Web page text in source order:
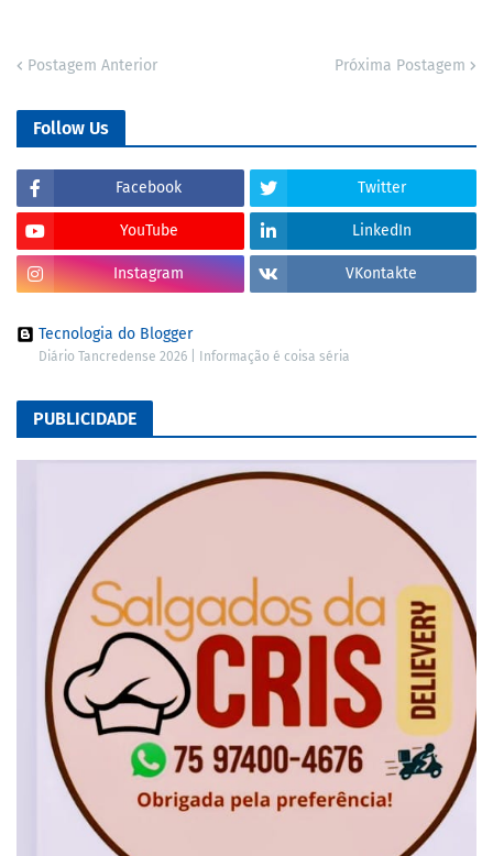
Postagem Anterior Próxima Postagem
Follow Us
Facebook Twitter
YouTube LinkedIn
Instagram VKontakte
Tecnologia do Blogger
Diário Tancredense 2026 | Informação é coisa séria
PUBLICIDADE